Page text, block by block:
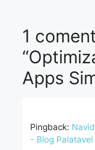
1
Apps
Pingback:
- Blog Palatavel